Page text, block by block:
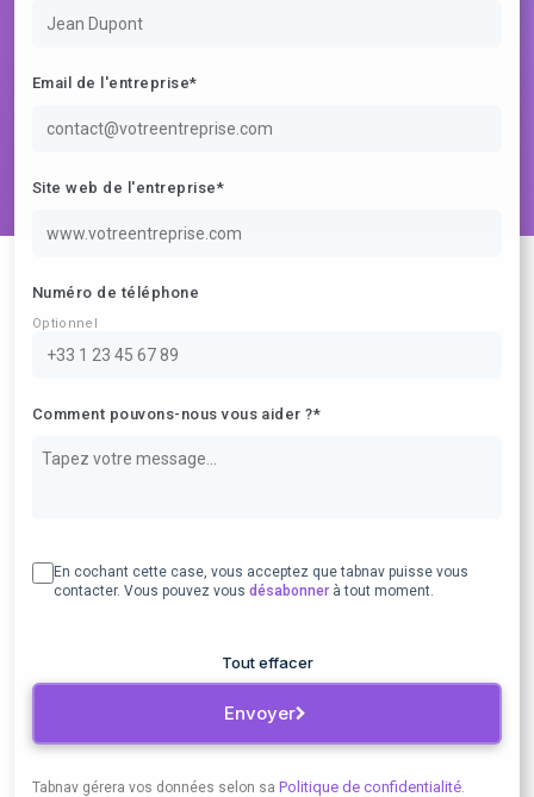
Email de l'entreprise*
Site web de l'entreprise*
Numéro de téléphone
Optionnel
Comment pouvons-nous vous aider ?*
En cochant cette case, vous acceptez que tabnav puisse vous
contacter. Vous pouvez vous désabonner à tout moment.
Tout effacer
Envoyer
Tabnav gérera vos données selon sa Politique de confidentialité.